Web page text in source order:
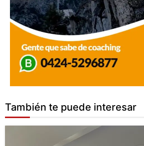
También te puede interesar